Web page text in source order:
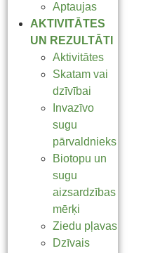
Aptaujas
AKTIVITĀTES
UN REZULTĀTI
Aktivitātes
Skatam vai
dzīvībai
Invazīvo
sugu
pārvaldnieks
Biotopu un
sugu
aizsardzības
mērķi
Ziedu pļavas
Dzīvais